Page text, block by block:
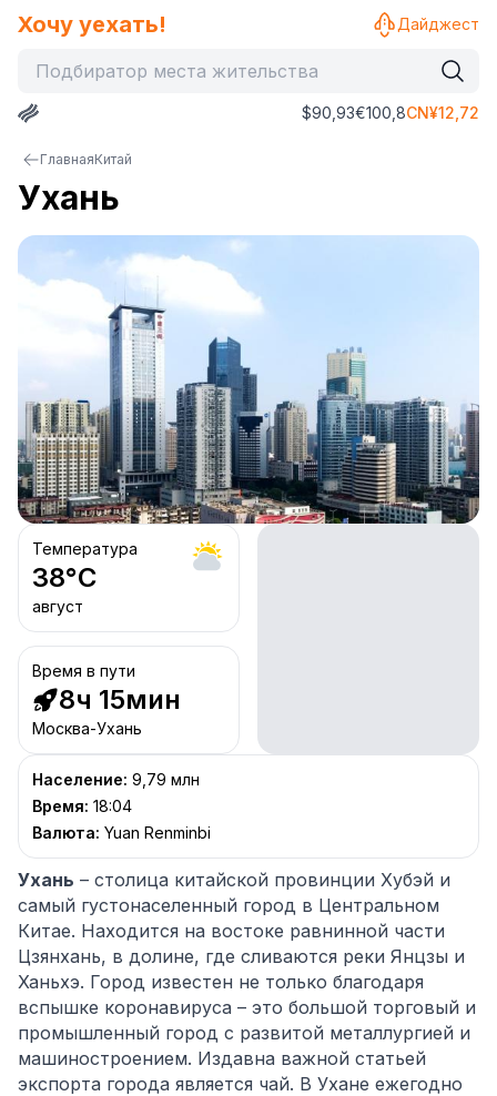
Хочу уехать!
$90,93€100,8CN¥12,72
Дайджест
ГлавнаяКитай
Ухань
Температура
38°C
август
Время в пути
8ч 15мин
Москва-Ухань
Население: 9,79 млн
Время: 18:04
Валюта: Yuan Renminbi
Ухань – столица китайской провинции Хубэй и
самый густонаселенный город в Центральном
Китае. Находится на востоке равнинной части
Цзянхань, в долине, где сливаются реки Янцзы и
Ханьхэ. Город известен не только благодаря
вспышке коронавируса – это большой торговый и
промышленный город с развитой металлургией и
машиностроением. Издавна важной статьей
экспорта города является чай. В Ухане ежегодно